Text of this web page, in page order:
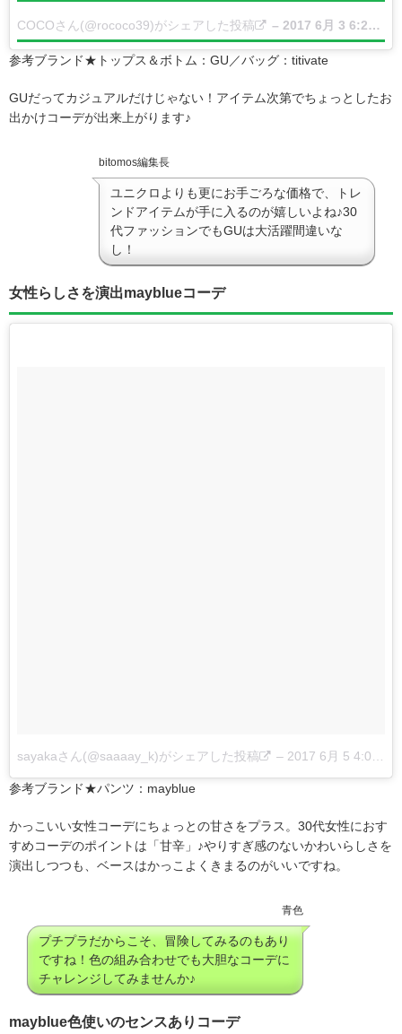
COCOさん(@rococo39)がシェアした投稿 – 2017 6月 3 6:25午前 PDT
参考ブランド★トップス＆ボトム：GU／バッグ：titivate
GUだってカジュアルだけじゃない！アイテム次第でちょっとしたお
出かけコーデが出来上がります♪
bitomos編集長
ユニクロよりも更にお手ごろな価格で、トレ
ンドアイテムが手に入るのが嬉しいよね♪30
代ファッションでもGUは大活躍間違いな
し！
女性らしさを演出mayblueコーデ
sayakaさん(@saaaay_k)がシェアした投稿 – 2017 6月 5 4:04午前 PDT
参考ブランド★パンツ：mayblue
かっこいい女性コーデにちょっとの甘さをプラス。30代女性におす
すめコーデのポイントは「甘辛」♪やりすぎ感のないかわいらしさを
演出しつつも、ベースはかっこよくきまるのがいいですね。
青色
プチプラだからこそ、冒険してみるのもあり
ですね！色の組み合わせでも大胆なコーデに
チャレンジしてみませんか♪
mayblue色使いのセンスありコーデ